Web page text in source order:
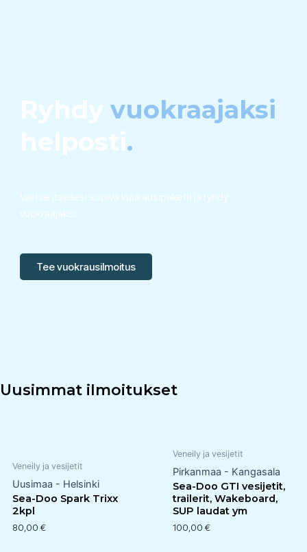
Ryhdyvuokraajaksi
helposti.
Valitse itsellesi sopiva kuukausipaketti ja ryhdy
vuokraajaksi.
Tee vuokrausilmoitus
Uusimmat ilmoitukset
Veneily ja vesijetit
Uusimaa - Helsinki
Sea-Doo Spark Trixx
2kpl
80,00 €
Veneily ja vesijetit
Pirkanmaa - Kangasala
Sea-Doo GTI vesijetit,
trailerit, Wakeboard,
SUP laudat ym
100,00 €